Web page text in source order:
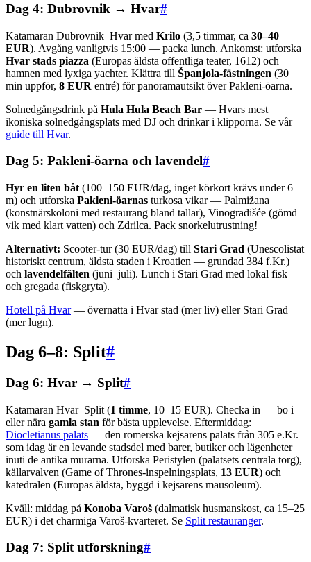
Dag 4: Dubrovnik → Hvar#
Katamaran Dubrovnik–Hvar med Krilo (3,5 timmar, ca 30–40
EUR). Avgång vanligtvis 15:00 — packa lunch. Ankomst: utforska
Hvar stads piazza (Europas äldsta offentliga teater, 1612) och
hamnen med lyxiga yachter. Klättra till Španjola-fästningen (30
min uppför, 8 EUR entré) för panoramautsikt över Pakleni-öarna.
Solnedgångsdrink på Hula Hula Beach Bar — Hvars mest
ikoniska solnedgångsplats med DJ och drinkar i klipporna. Se vår
guide till Hvar.
Dag 5: Pakleni-öarna och lavendel#
Hyr en liten båt (100–150 EUR/dag, inget körkort krävs under 6
m) och utforska Pakleni-öarnas turkosa vikar — Palmižana
(konstnärskoloni med restaurang bland tallar), Vinogradišće (gömd
vik med klart vatten) och Zdrilca. Pack snorkelutrustning!
Alternativt: Scooter-tur (30 EUR/dag) till Stari Grad (Unescolistat
historiskt centrum, äldsta staden i Kroatien — grundad 384 f.Kr.)
och lavendelfälten (juni–juli). Lunch i Stari Grad med lokal fisk
och gregada (fiskgryta).
Hotell på Hvar— övernatta i Hvar stad (mer liv) eller Stari Grad
(mer lugn).
Dag 6–8: Split#
Dag 6: Hvar → Split#
Katamaran Hvar–Split (1 timme, 10–15 EUR). Checka in — bo i
eller nära gamla stan för bästa upplevelse. Eftermiddag:
Diocletianus palats — den romerska kejsarens palats från 305 e.Kr.
som idag är en levande stadsdel med barer, butiker och lägenheter
inuti de antika murarna. Utforska Peristylen (palatsets centrala torg),
källarvalven (Game of Thrones-inspelningsplats, 13 EUR) och
katedralen (Europas äldsta, byggd i kejsarens mausoleum).
Kväll: middag på Konoba Varoš (dalmatisk husmanskost, ca 15–25
EUR) i det charmiga Varoš-kvarteret. Se Split restauranger.
Dag 7: Split utforskning#